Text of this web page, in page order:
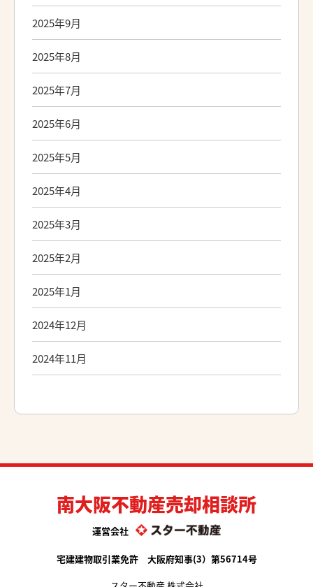
2025年9月
2025年8月
2025年7月
2025年6月
2025年5月
2025年4月
2025年3月
2025年2月
2025年1月
2024年12月
2024年11月
南大阪不動産売却相談所
運営会社
宅建建物取引業免許 大阪府知事(3）第56714号